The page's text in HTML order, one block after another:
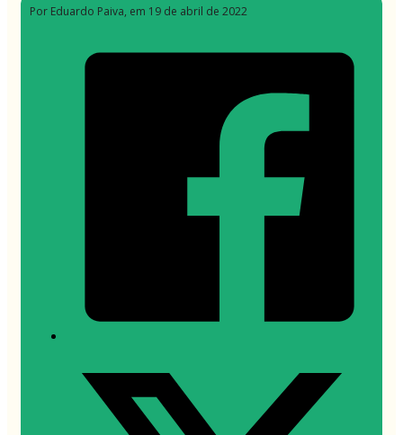
Por Eduardo Paiva, em 19 de abril de 2022